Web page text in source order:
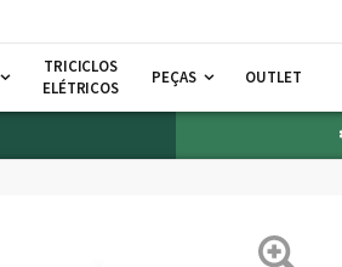
TRICICLOS
ELÉTRICOS
PEÇAS OUTLET